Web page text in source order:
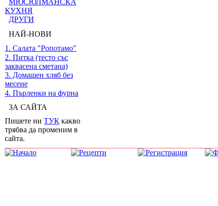
МЮСЮЛМАНСКА
КУХНЯ
ДРУГИ
НАЙ-НОВИ
1. Салата "Ропотамо"
2. Питка (тесто със
заквасена сметана)
3. Домашен хляб без
месене
4. Пърленки на фурна
ЗА САЙТА
Пишете ни ТУК какво
трябва да променим в
сайта.